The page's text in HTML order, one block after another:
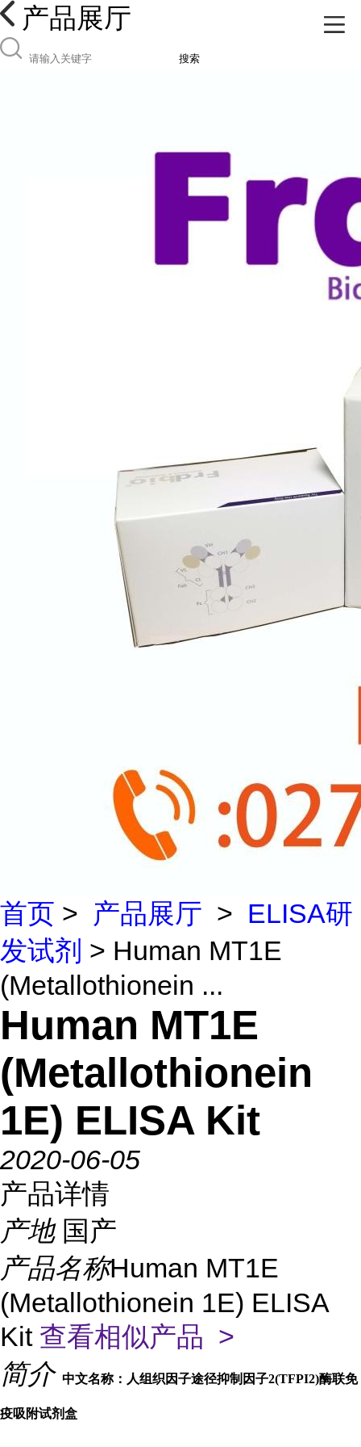
产品展厅
搜索
首页 > 产品展厅 > ELISA研
发试剂 > Human MT1E
(Metallothionein ...
Human MT1E
(Metallothionein
1E) ELISA Kit
2020-06-05
产品详情
产地 国产
产品名称Human MT1E
(Metallothionein 1E) ELISA
Kit 查看相似产品 >
简介 中文名称：人组织因子途径抑制因子2(TFPI2)酶联免
疫吸附试剂盒